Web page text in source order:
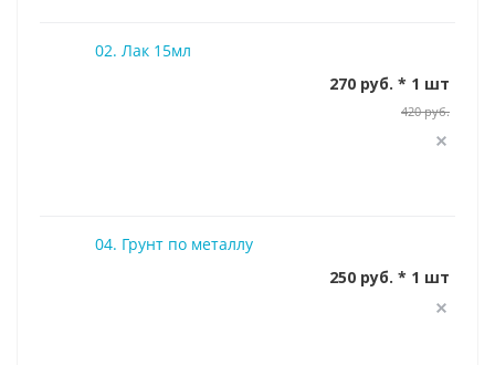
02. Лак 15мл
270 руб. * 1 шт
420 руб.
04. Грунт по металлу
250 руб. * 1 шт